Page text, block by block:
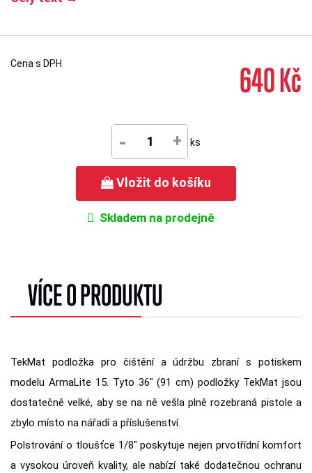
Cena s DPH 640 Kč
- + ks
Vložit do košíku
Skladem na prodejně
VÍCE O PRODUKTU
TekMat podložka pro čištění a údržbu zbraní s potiskem
modelu ArmaLite 15. Tyto 36" (91 cm) podložky TekMat jsou
dostatečně velké, aby se na ně vešla plně rozebraná pistole a
zbylo místo na nářadí a příslušenství.
Polstrování o tloušťce 1/8" poskytuje nejen prvotřídní komfort
a vysokou úroveň kvality, ale nabízí také dodatečnou ochranu